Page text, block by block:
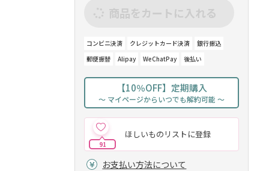
商品をカートに入れる
コンビニ決済 クレジットカード決済
銀行振込
郵便振替
Alipay WeChatPay 後払い
【10％OFF】定期購入
～ マイページからいつでも解約可能 ～
ほしいものリストに登録
91
お支払い方法について